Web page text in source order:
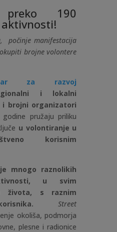
preko 190
počinje manifestacija
brojne volontere
za razvoj
i lokalni
brojni organizatori
pružaju priliku
u volontiranje u
korisnim
mnogo raznolikih
u svim
života, s raznim
Street
okoliša, podmorja
plesne i radionice